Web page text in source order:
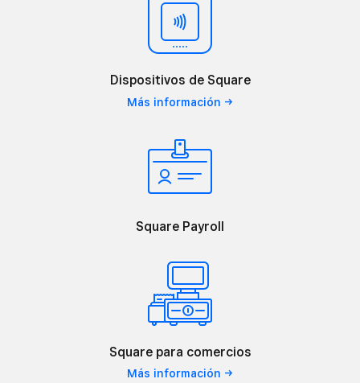
Dispositivos de Square
Más información
Square Payroll
Square para comercios
Más información